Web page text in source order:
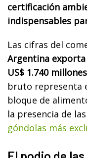
certificación
indispensables
Las cifras del
Argentina
US$ 1.740 millones
bruto representa
bloque de
la presencia de
góndolas más